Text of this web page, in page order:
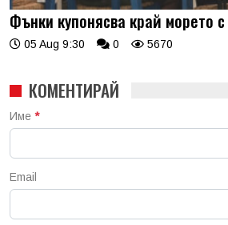
Фънки купонясва край морето
05 Aug 9:30 0 5670
КОМЕНТИРАЙ
Име *
Email